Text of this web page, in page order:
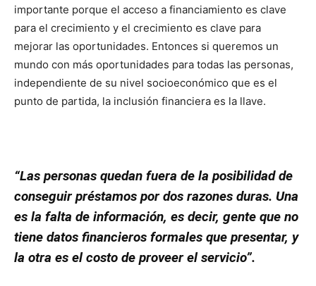
importante porque el acceso a financiamiento es clave
para el crecimiento y el crecimiento es clave para
mejorar las oportunidades. Entonces si queremos un
mundo con más oportunidades para todas las personas,
independiente de su nivel socioeconómico que es el
punto de partida, la inclusión financiera es la llave.
“Las personas quedan fuera de la posibilidad de
conseguir préstamos por dos razones duras. Una
es la falta de información, es decir, gente que no
tiene datos financieros formales que presentar, y
la otra es el costo de proveer el servicio”.